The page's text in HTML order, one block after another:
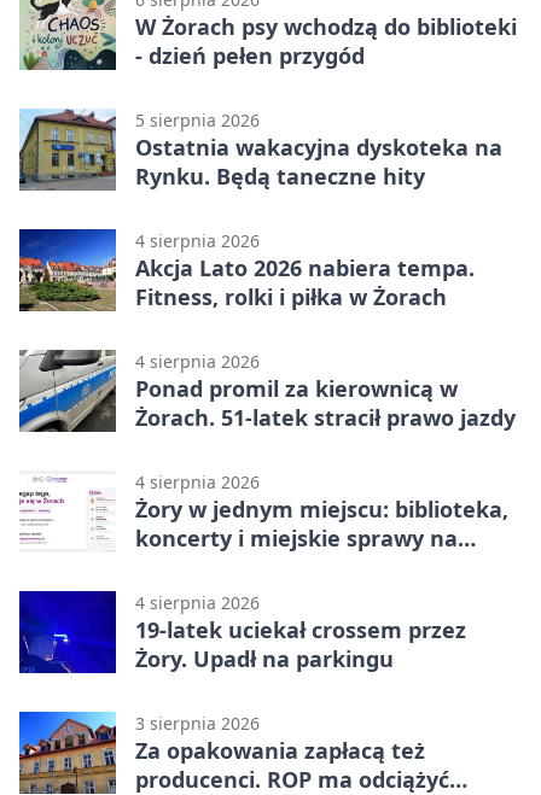
W Żorach psy wchodzą do biblioteki
- dzień pełen przygód
5 sierpnia 2026
Ostatnia wakacyjna dyskoteka na
Rynku. Będą taneczne hity
4 sierpnia 2026
Akcja Lato 2026 nabiera tempa.
Fitness, rolki i piłka w Żorach
4 sierpnia 2026
Ponad promil za kierownicą w
Żorach. 51-latek stracił prawo jazdy
4 sierpnia 2026
Żory w jednym miejscu: biblioteka,
koncerty i miejskie sprawy na
4 sierpnia 2026
19-latek uciekał crossem przez
Żory. Upadł na parkingu
3 sierpnia 2026
Za opakowania zapłacą też
producenci. ROP ma odciążyć